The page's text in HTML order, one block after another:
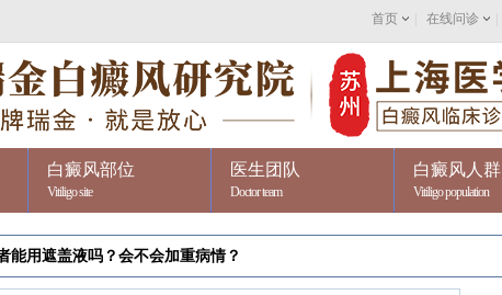
首页 在线问诊
白癜风部位
Vitiligo site
医生团队
Doctor team
白癜风人群
Vitiligo population
能用遮盖液吗？会不会加重病情？